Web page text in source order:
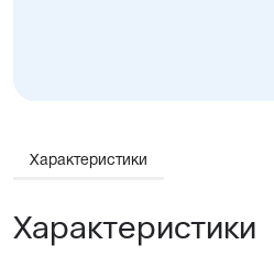
Характеристики
Характеристики